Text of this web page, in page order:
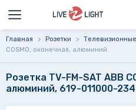
Главная > Розетки >
COSMO, оконечная, алюминий
Розетка TV-FM-SAT ABB
алюминий, 619-011000-234